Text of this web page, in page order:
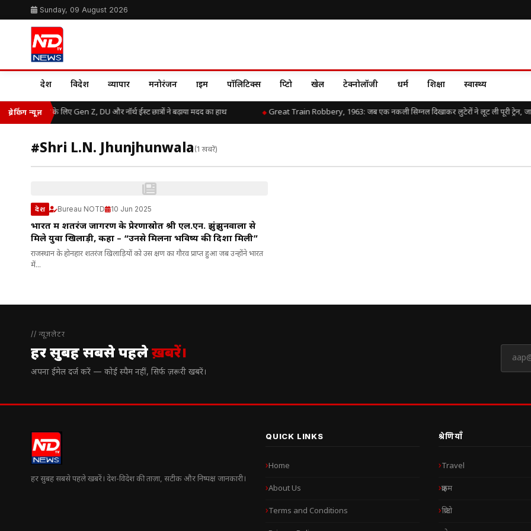
Sunday, 09 August 2026
देश विदेश व्यापार मनोरंजन क्राइम पॉलिटिक्स क्रिप्टो खेल टेक्नोलॉजी धर्म शिक्षा स्वास्थ्य
ब्रेकिंग न्यूज़
असम बाढ़ राहत के लिए Gen Z, DU और नॉर्थ ईस्ट छात्रों ने बढ़ाया मदद का हाथ Great Train Robbery, 1963: जब एक नकली सिग्नल दिखाकर लुटेरों ने लूट ली पूरी ट्रेन,
#Shri L.N. Jhunjhunwala (1 खबरें)
देश Bureau NOTD 10 Jun 2025
भारत में शतरंज जागरण के प्रेरणास्रोत श्री एल.एन. झुंझुनवाला से
मिले युवा खिलाड़ी, कहा – “उनसे मिलना भविष्य की दिशा मिली”
राजस्थान के होनहार शतरंज खिलाड़ियों को उस क्षण का गौरव प्राप्त हुआ जब उन्होंने भारत
में...
// न्यूज़लेटर
हर सुबह सबसे पहलेख़बरें।
अपना ईमेल दर्ज करें — कोई स्पैम नहीं, सिर्फ ज़रूरी खबरें।
हर सुबह सबसे पहले खबरें। देश-विदेश की ताज़ा, सटीक और निष्पक्ष जानकारी।
QUICK LINKS
Home
About Us
Terms and Conditions
श्रेणियाँ
Travel
क्राइम
क्रिप्टो